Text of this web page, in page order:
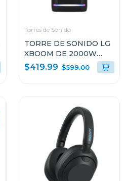
Torres de Sonido
TORRE DE SONIDO LG
XBOOM DE 2000W
KARAOKE STAR PRO DJ
WHEEL OK99M
$419.99 $599.00